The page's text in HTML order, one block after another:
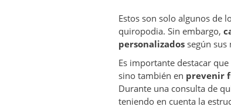
Estos son solo algunos de
quiropodia. Sin embargo,
personalizados según sus
Es importante destacar
sino también en prevenir
Durante una consulta de
teniendo en cuenta la